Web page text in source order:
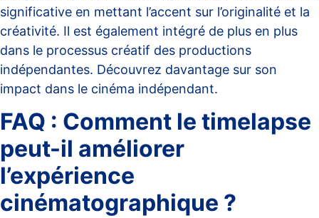
significative en mettant l’accent sur l’originalité et la
créativité. Il est également intégré de plus en plus
dans le processus créatif des productions
indépendantes. Découvrez davantage sur son
impact dans le cinéma indépendant.
FAQ : Comment le timelapse
peut-il améliorer
l’expérience
cinématographique ?